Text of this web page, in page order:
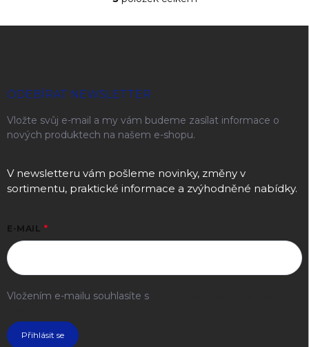
Ovládací prvky výpisu
ODEBÍRAT NEWSLETTER
Vložte svůj e-mail a my vám budeme zasílat informace o
nových produktech na našem e-shopu.
V newsletteru vám pošleme novinky, změny v
sortimentu, praktické informace a zvýhodněné nabídky.
E-MAIL
Vložením e-mailu souhlasíte s
Přihlásit se